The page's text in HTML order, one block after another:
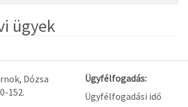
ügyek
Dózsa
152.
Ügyfélfogadás:
Ügyfélfogadási idő